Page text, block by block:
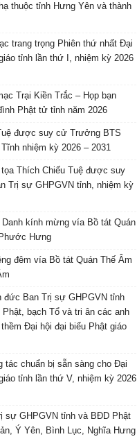
thuộc tỉnh Hưng Yên và thành
trang trọng Phiên thứ nhất Đại
tỉnh lần thứ I, nhiệm kỳ 2026
Trại Kiền Trắc – Họp bạn
Phật tử tỉnh năm 2026
được suy cử Trưởng BTS
nhiệm kỳ 2026 – 2031
Thích Chiếu Tuệ được suy
Trị sự GHPGVN tỉnh, nhiệm kỳ
kính mừng vía Bồ tát Quán
Hưng
đêm vía Bồ tát Quán Thế Âm
đức Ban Trị sự GHPGVN tỉnh
bạch Tổ và tri ân các anh
Đại hội đại biểu Phật giáo
tác chuẩn bị sẵn sàng cho Đại
tỉnh lần thứ V, nhiệm kỳ 2026
sự GHPGVN tỉnh và BĐD Phật
Ý Yên, Bình Lục, Nghĩa Hưng